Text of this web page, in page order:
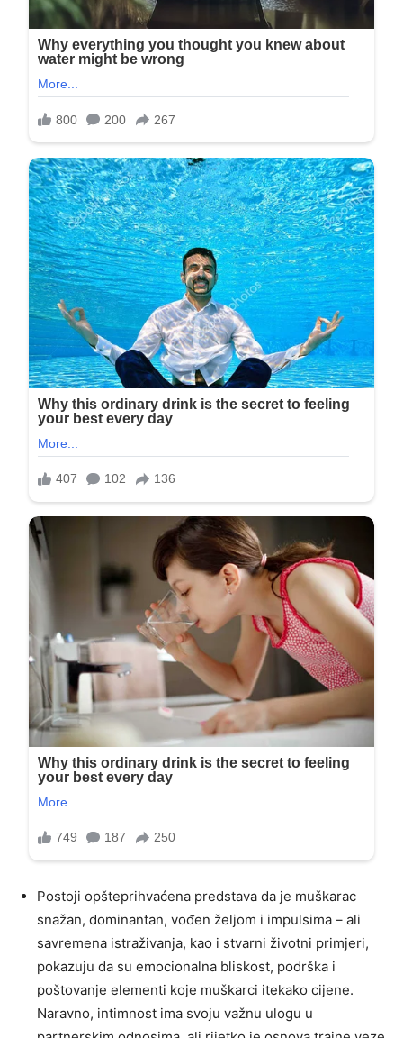
Postoji opšteprihvaćena predstava da je muškarac
snažan, dominantan, vođen željom i impulsima – ali
savremena istraživanja, kao i stvarni životni primjeri,
pokazuju da su emocionalna bliskost, podrška i
poštovanje elementi koje muškarci itekako cijene.
Naravno, intimnost ima svoju važnu ulogu u